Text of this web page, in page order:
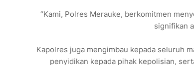
“Kami, Polres Merauke, berkomitmen
signifikan
Kapolres juga mengimbau kepada seluruh
penyidikan kepada pihak kepolisian,